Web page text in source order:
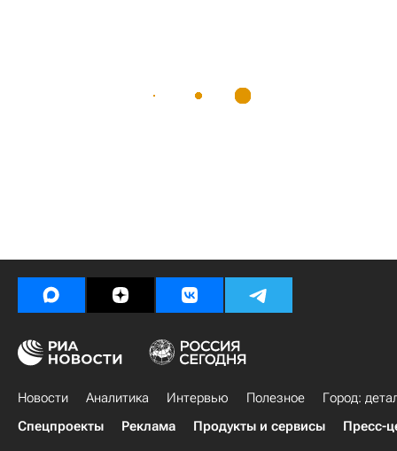
Новости Аналитика Интервью Полезное
Город:
Спецпроекты
Реклама Продукты и сервисы Пресс-